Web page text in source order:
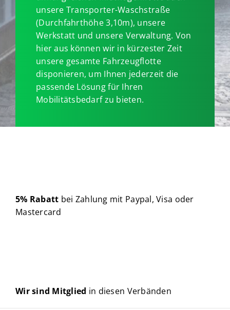
unsere Transporter-Waschstraße
(Durchfahrthöhe 3,10m), unsere
Werkstatt und unsere Verwaltung. Von
hier aus können wir in kürzester Zeit
unsere gesamte Fahrzeugflotte
disponieren, um Ihnen jederzeit die
passende Lösung für Ihren
Mobilitätsbedarf zu bieten.
5% Rabatt bei Zahlung mit Paypal, Visa oder
Mastercard
Wir sind Mitglied in diesen Verbänden